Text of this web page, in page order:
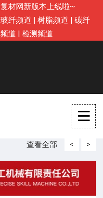
复材网新版本上线啦~
玻纤频道 | 树脂频道 | 碳纤
频道 | 检测频道
查看全部 < >